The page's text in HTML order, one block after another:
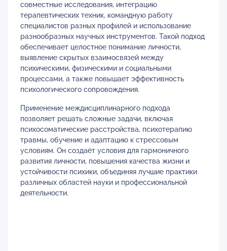
совместные исследования, интеграцию
терапевтических техник, командную работу
специалистов разных профилей и использование
разнообразных научных инструментов. Такой подход
обеспечивает целостное понимание личности,
выявление скрытых взаимосвязей между
психическими, физическими и социальными
процессами, а также повышает эффективность
психологического сопровождения.
Применение междисциплинарного подхода
позволяет решать сложные задачи, включая
психосоматические расстройства, психотерапию
травмы, обучение и адаптацию к стрессовым
условиям. Он создаёт условия для гармоничного
развития личности, повышения качества жизни и
устойчивости психики, объединяя лучшие практики
различных областей науки и профессиональной
деятельности.